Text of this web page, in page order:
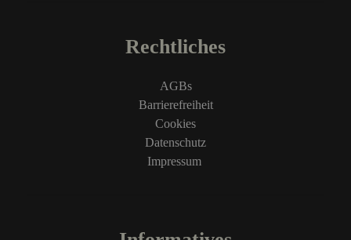
Rechtliches
AGBs
Barrierefreiheit
Cookies
Datenschutz
Impressum